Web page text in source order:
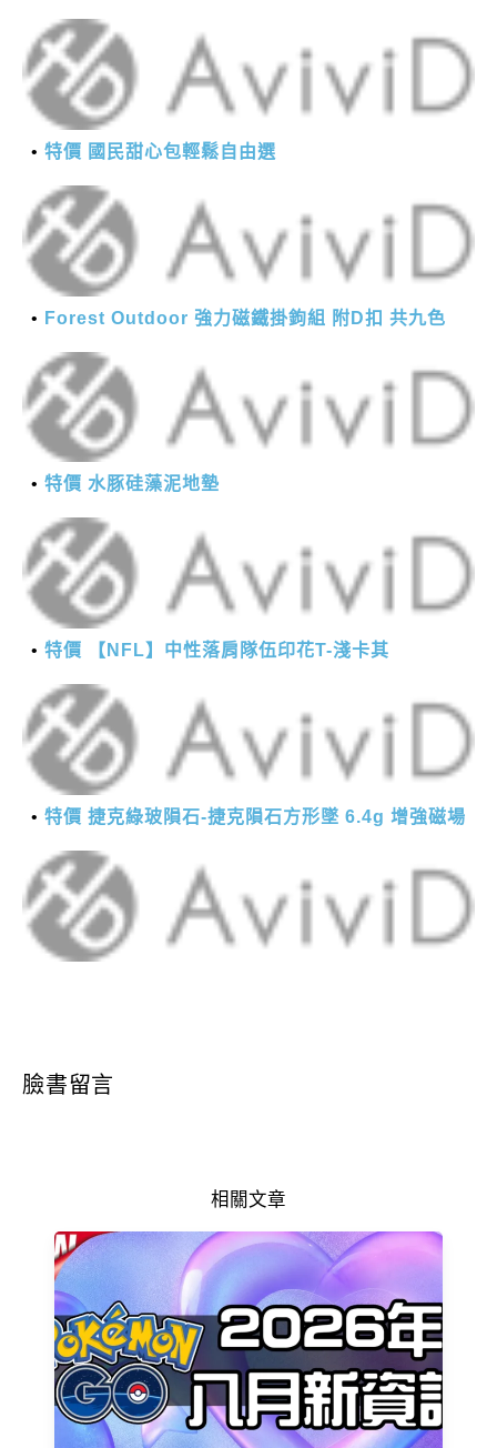
特價 國民甜心包輕鬆自由選
Forest Outdoor 強力磁鐵掛鉤組 附D扣 共九色
特價 水豚硅藻泥地墊
特價 【NFL】中性落肩隊伍印花T-淺卡其
特價 捷克綠玻隕石-捷克隕石方形墜 6.4g 增強磁場
臉書留言
相關文章